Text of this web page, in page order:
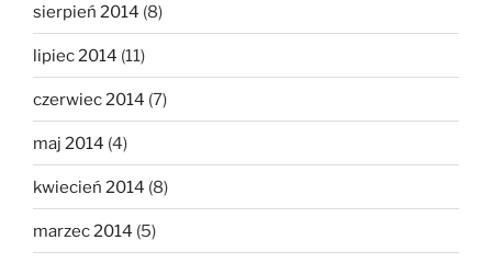
sierpień 2014 (8)
lipiec 2014 (11)
czerwiec 2014 (7)
maj 2014 (4)
kwiecień 2014 (8)
marzec 2014 (5)